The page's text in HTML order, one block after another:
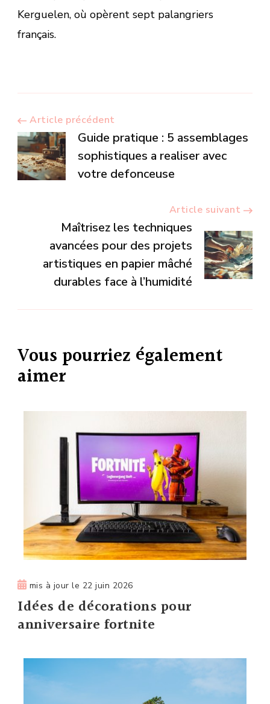
Kerguelen, où opèrent sept palangriers
français.
Navigation
d’article
Article précédent
Guide pratique : 5 assemblages
sophistiques a realiser avec
votre defonceuse
Article suivant
Maîtrisez les techniques
avancées pour des projets
artistiques en papier mâché
durables face à l’humidité
Vous pourriez également
aimer
mis à jour le 22 juin 2026
Idées de décorations pour
anniversaire fortnite